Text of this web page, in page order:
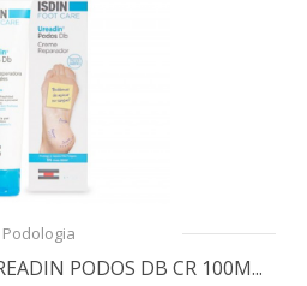
Podologia
PODOS DB CR 100M...